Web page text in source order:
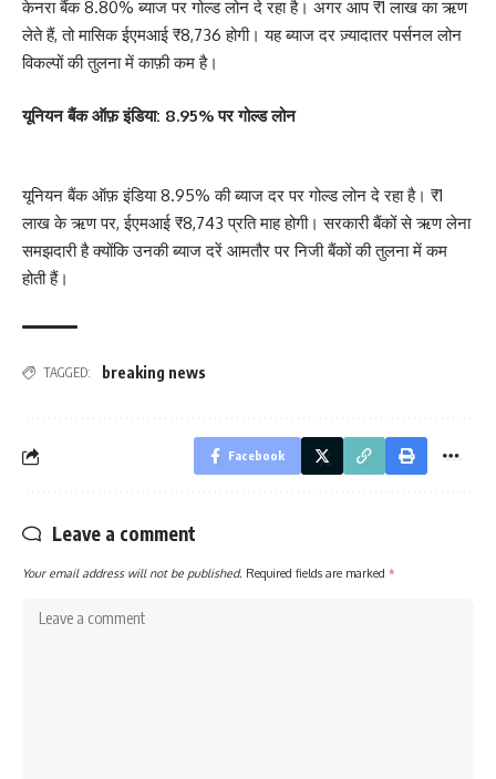
केनरा बैंक 8.80% ब्याज पर गोल्ड लोन दे रहा है। अगर आप ₹1 लाख का ऋण
लेते हैं, तो मासिक ईएमआई ₹8,736 होगी। यह ब्याज दर ज़्यादातर पर्सनल लोन
विकल्पों की तुलना में काफ़ी कम है।
यूनियन बैंक ऑफ़ इंडिया: 8.95% पर गोल्ड लोन
यूनियन बैंक ऑफ़ इंडिया 8.95% की ब्याज दर पर गोल्ड लोन दे रहा है। ₹1
लाख के ऋण पर, ईएमआई ₹8,743 प्रति माह होगी। सरकारी बैंकों से ऋण लेना
समझदारी है क्योंकि उनकी ब्याज दरें आमतौर पर निजी बैंकों की तुलना में कम
होती हैं।
TAGGED: breaking news
Facebook
Leave a comment
Your email address will not be published. Required fields are marked *